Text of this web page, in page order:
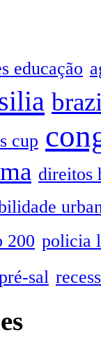
educação
cup
direitos
200 policia
sal